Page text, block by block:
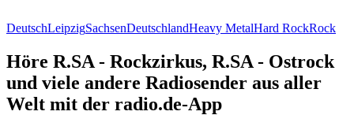
DeutschLeipzigSachsenDeutschlandHeavy MetalHard RockRock
Höre R.SA - Rockzirkus, R.SA - Ostrock
und viele andere Radiosender aus aller
Welt mit der radio.de-App